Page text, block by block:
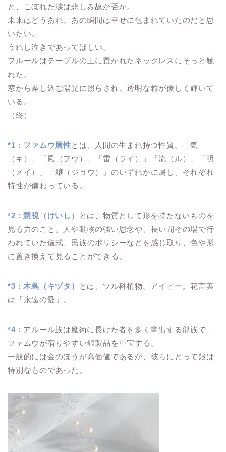
と、こぼれた涙は悲しみ故か否か。
未来はどうあれ、あの瞬間は幸せに包まれていたのだと思
いたい。
うれし泣きであってほしい。
フルールはテーブルの上に置かれたネックレスにそっと触
れた。
窓から差し込む陽光に照らされ、透明な粒が優しく輝いて
いる。
（終）
*1：ファムウ属性とは、人間の生まれ持つ性質。「気
（キ）」「風（フウ）」「雷（ライ）」「流（ル）」「明
（メイ）」「壌（ジョウ）」のいずれかに属し、それぞれ
特性が備わっている。
*2：慧視（けいし）
とは、物質として形を持たないものを
見る力のこと。人や動物の強い思念や、長い間その場で行
われていた儀式、民族のポリシーなどを感じ取り、色や形
に置き換えて見ることができる。
*3：木蔦（キヅタ）
とは、ツル科植物。アイビー。花言葉
は「永遠の愛」。
*4： アルール族は魔術に長けた者を多く輩出する部族で、
ファムウが宿りやすい銀製品を重宝する。
一般的には金のほうが高価値であるが、彼らにとって銀は
特別なものであった。